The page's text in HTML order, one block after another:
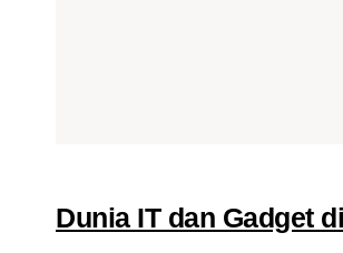
Dunia IT dan Gadget